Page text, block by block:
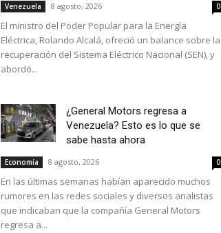
Venezuela 8 agosto, 2026 0
El ministro del Poder Popular para la Energía
Eléctrica, Rolando Alcalá, ofreció un balance sobre la
recuperación del Sistema Eléctrico Nacional (SEN), y
abordó...
¿General Motors regresa a
Venezuela? Esto es lo que se
sabe hasta ahora
Economía 8 agosto, 2026 0
En las últimas semanas habían aparecido muchos
rumores en las redes sociales y diversos analistas
que indicaban que la compañía General Motors
regresa a...